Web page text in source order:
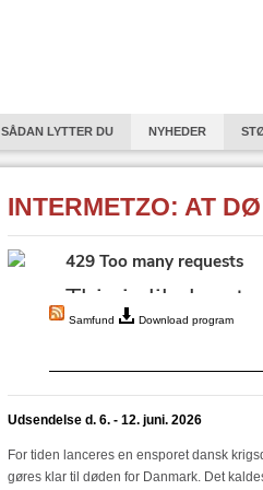
SÅDAN LYTTER DU NYHEDER
EUROPAPROFILEN - OM INDVANDRERE
GODT NYTÅR HØRELSE SERIE:
MICHAEL FALCH - EN ROCKPOET
TAGE BAUMANN OG DEN TYSKE
STØT DEN2RADIO "REFORM I
INSPIRERENDE OVERGANGE TIL DEN 3.
INTERMETZO: AT
Samfund Download program
Udsendelse d. 6. - 12. juni. 2026
For tiden lanceres en ensporet dansk
gøres klar til døden for Danmark. Det